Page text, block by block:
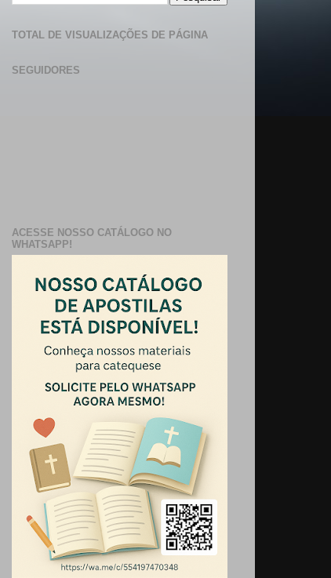
TOTAL DE VISUALIZAÇÕES DE PÁGINA
SEGUIDORES
ACESSE NOSSO CATÁLOGO NO
WHATSAPP!